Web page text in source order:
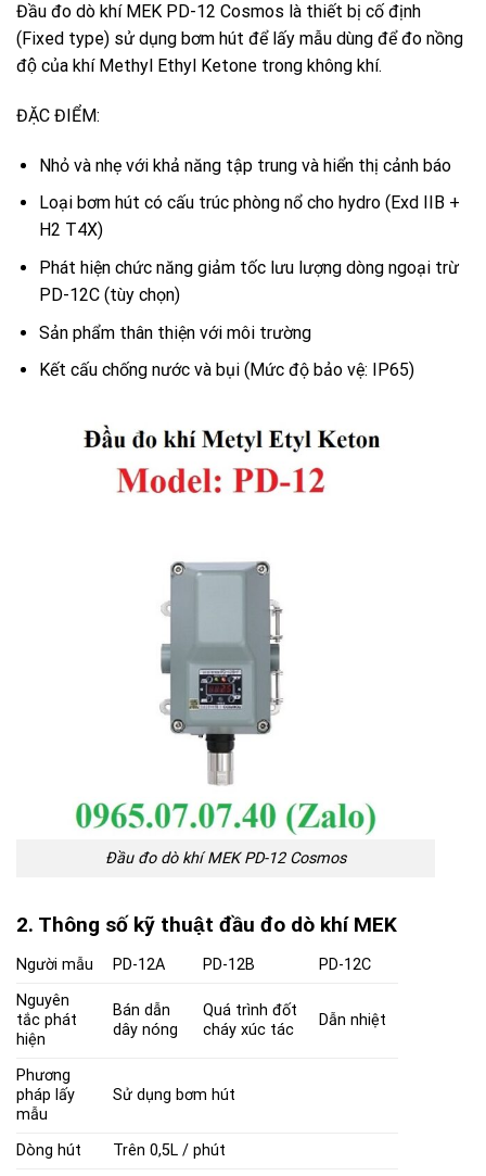
Đầu đo dò khí MEK PD-12 Cosmos là thiết bị cố định
(Fixed type) sử dụng bơm hút để lấy mẫu dùng để đo nồng
độ của khí Methyl Ethyl Ketone trong không khí.
ĐẶC ĐIỂM:
Nhỏ và nhẹ với khả năng tập trung và hiển thị cảnh báo
Loại bơm hút có cấu trúc phòng nổ cho hydro (Exd IIB +
H2 T4X)
Phát hiện chức năng giảm tốc lưu lượng dòng ngoại trừ
PD-12C (tùy chọn)
Sản phẩm thân thiện với môi trường
Kết cấu chống nước và bụi (Mức độ bảo vệ: IP65)
Đầu đo dò khí MEK PD-12 Cosmos
2. Thông số kỹ thuật đầu đo dò khí MEK
Người mẫu PD-12A PD-12B
PD-12C
Nguyên
tắc phát
hiện
Bán dẫn
dây nóng
Quá trình đốt
cháy xúc tác
Dẫn nhiệt
Phương
pháp lấy
mẫu
Sử dụng bơm hút
Dòng hút
Trên 0,5L / phút